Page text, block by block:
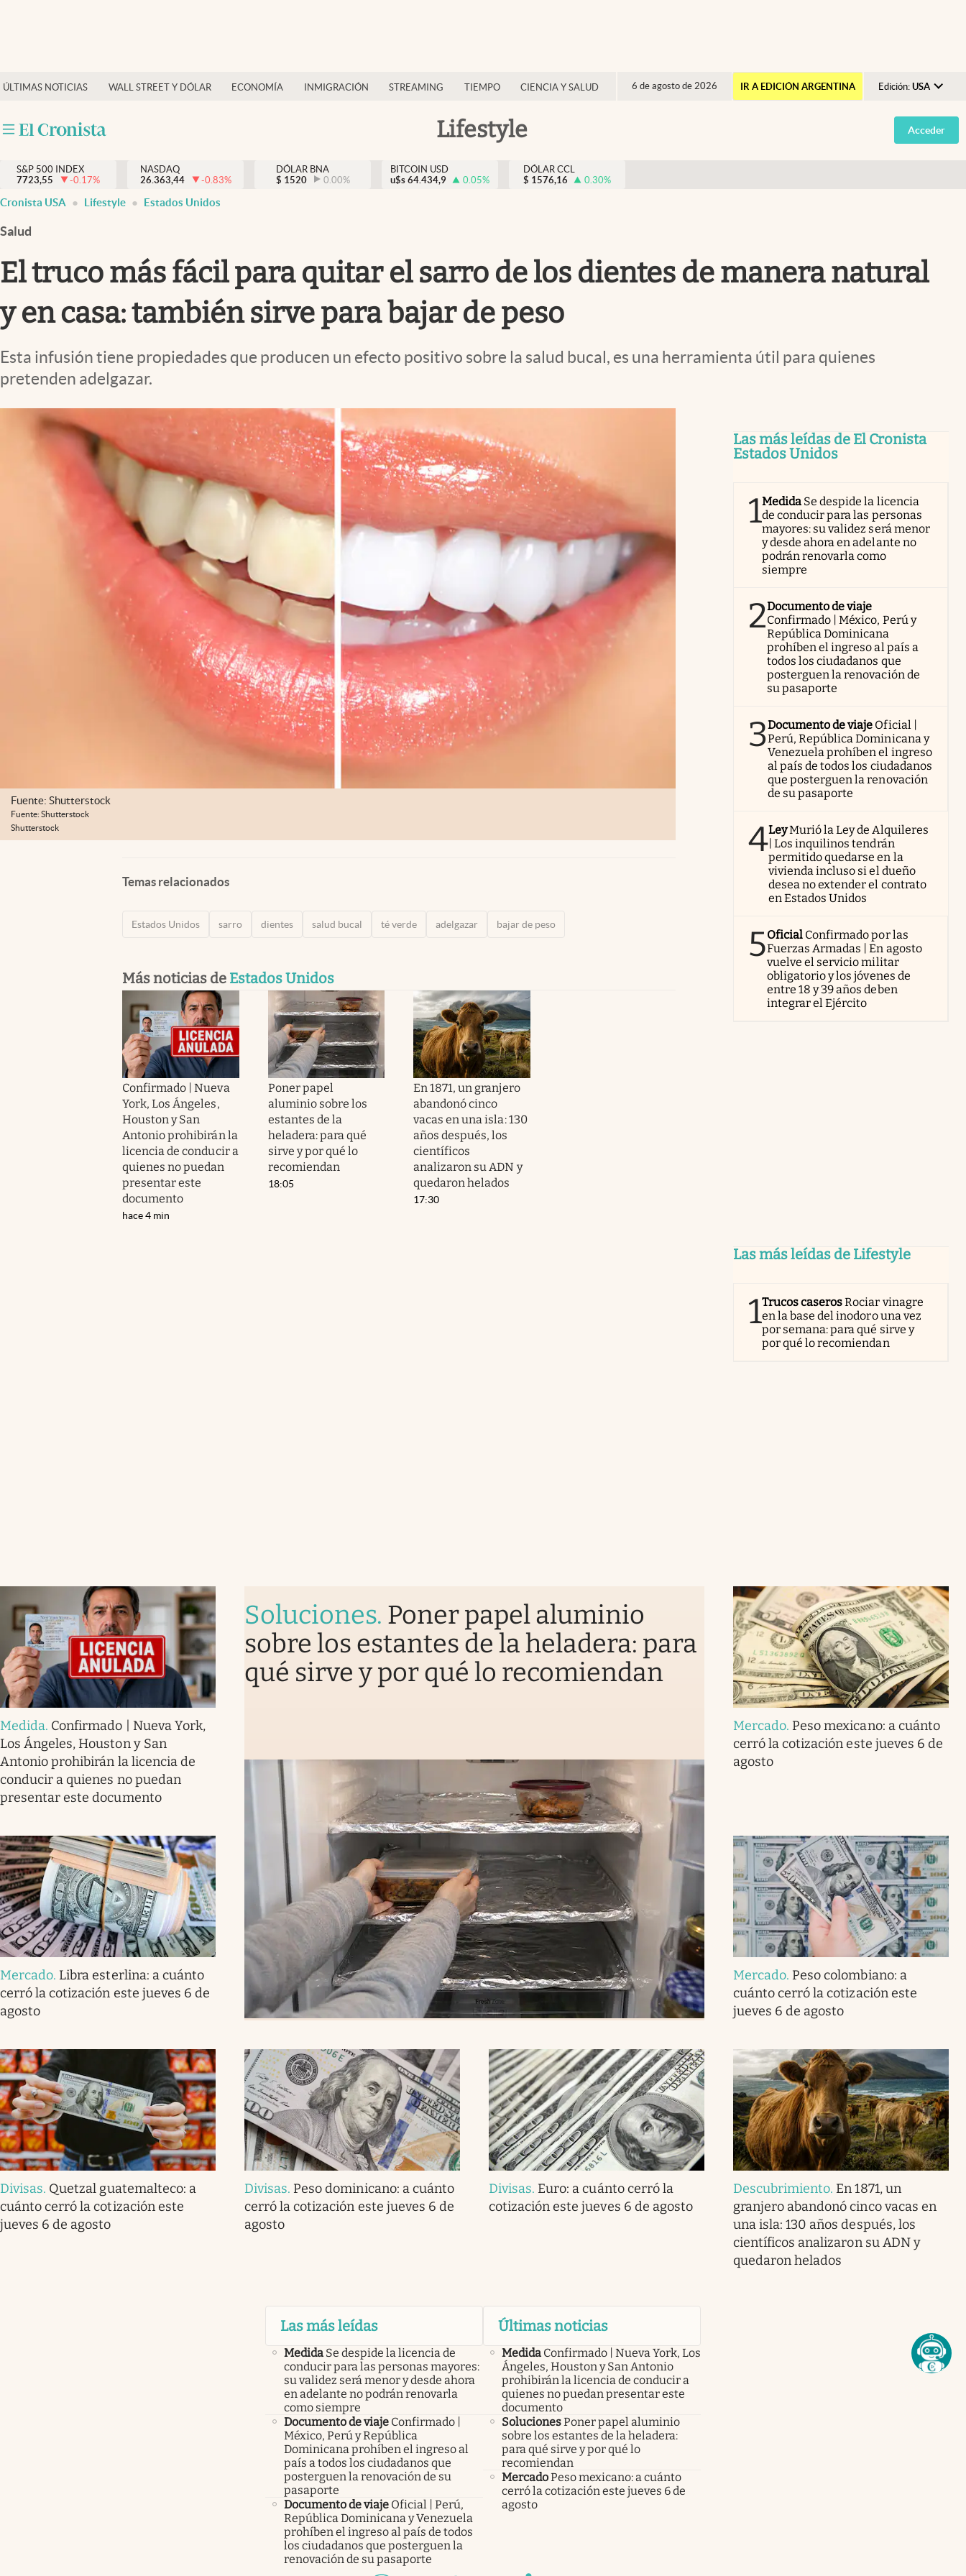
ÚLTIMAS NOTICIAS WALL STREET Y DÓLAR ECONOMÍA INMIGRACIÓN STREAMING TIEMPO CIENCIA Y SALUD 6 de agosto de 2026 IR A EDICIÓN ARGENTINA Edición: USA
Argentina
España
Lifestyle
Finanzas y economía
Inmigración
Trending
Streaming
Lifestyle
Acceder
S&P 500 INDEX
7723,55
-0.17%
NASDAQ
26.363,44
-0.83%
DÓLAR BNA
$ 1520 0.00%
BITCOIN USD
u$s 64.434,9 0.05%
DÓLAR CCL
$ 1576,16 0.30%
Cronista USA Lifestyle Estados Unidos
Salud
El truco más fácil para quitar el sarro de los dientes de manera natural
y en casa: también sirve para bajar de peso
Esta infusión tiene propiedades que producen un efecto positivo sobre la salud bucal, es una herramienta útil para quienes
pretenden adelgazar.
Fuente: Shutterstock
Fuente: Shutterstock
Shutterstock
Temas relacionados
Estados Unidos sarro dientes salud bucal té verde adelgazar bajar de peso
Más noticias de Estados Unidos
Confirmado | Nueva
York, Los Ángeles,
Houston y San
Antonio prohibirán la
licencia de conducir a
quienes no puedan
presentar este
documento
hace 4 min
Poner papel
aluminio sobre los
estantes de la
heladera: para qué
sirve y por qué lo
recomiendan
18:05
En 1871, un granjero
abandonó cinco
vacas en una isla: 130
años después, los
científicos
analizaron su ADN y
quedaron helados
17:30
Las más leídas de El Cronista
Estados Unidos
1Medida Se despide la licencia
de conducir para las personas
mayores: su validez será menor
y desde ahora en adelante no
podrán renovarla como
siempre
2Documento de viaje
Confirmado | México, Perú y
República Dominicana
prohíben el ingreso al país a
todos los ciudadanos que
posterguen la renovación de
su pasaporte
3Documento de viaje Oficial |
Perú, República Dominicana y
Venezuela prohíben el ingreso
al país de todos los ciudadanos
que posterguen la renovación
de su pasaporte
4LeyMurió la Ley de Alquileres
| Los inquilinos tendrán
permitido quedarse en la
vivienda incluso si el dueño
desea no extender el contrato
en Estados Unidos
5Oficial Confirmado por las
Fuerzas Armadas | En agosto
vuelve el servicio militar
obligatorio y los jóvenes de
entre 18 y 39 años deben
integrar el Ejército
Las más leídas de Lifestyle
1Trucos caserosRociar vinagre
en la base del inodoro una vez
por semana: para qué sirve y
por qué lo recomiendan
Medida. Confirmado | Nueva York,
Los Ángeles, Houston y San
Antonio prohibirán la licencia de
conducir a quienes no puedan
presentar este documento
Soluciones. Poner papel aluminio
sobre los estantes de la heladera: para
qué sirve y por qué lo recomiendan
Mercado. Peso mexicano: a cuánto
cerró la cotización este jueves 6 de
agosto
Mercado. Libra esterlina: a cuánto
cerró la cotización este jueves 6 de
agosto
Mercado. Peso colombiano: a
cuánto cerró la cotización este
jueves 6 de agosto
Divisas. Quetzal guatemalteco: a
cuánto cerró la cotización este
jueves 6 de agosto
Divisas. Peso dominicano: a cuánto
cerró la cotización este jueves 6 de
agosto
Divisas. Euro: a cuánto cerró la
cotización este jueves 6 de agosto
Descubrimiento. En 1871, un
granjero abandonó cinco vacas en
una isla: 130 años después, los
científicos analizaron su ADN y
quedaron helados
Las más leídas
Medida Se despide la licencia de
conducir para las personas mayores:
su validez será menor y desde ahora
en adelante no podrán renovarla
como siempre
Documento de viaje Confirmado |
México, Perú y República
Dominicana prohíben el ingreso al
país a todos los ciudadanos que
posterguen la renovación de su
pasaporte
Documento de viaje Oficial | Perú,
República Dominicana y Venezuela
prohíben el ingreso al país de todos
los ciudadanos que posterguen la
renovación de su pasaporte
Últimas noticias
Medida Confirmado | Nueva York, Los
Ángeles, Houston y San Antonio
prohibirán la licencia de conducir a
quienes no puedan presentar este
documento
SolucionesPoner papel aluminio
sobre los estantes de la heladera:
para qué sirve y por qué lo
recomiendan
MercadoPeso mexicano: a cuánto
cerró la cotización este jueves 6 de
agosto